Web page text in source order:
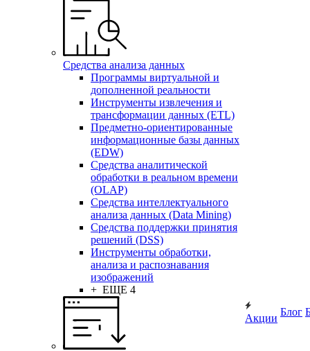
Средства анализа данных
Программы виртуальной и
дополненной реальности
Инструменты извлечения и
трансформации данных (ETL)
Предметно-ориентированные
информационные базы данных
(EDW)
Средства аналитической
обработки в реальном времени
(OLAP)
Средства интеллектуального
анализа данных (Data Mining)
Средства поддержки принятия
решений (DSS)
Инструменты обработки,
анализа и распознавания
изображений
+ ЕЩЕ 4
Акции
Блог